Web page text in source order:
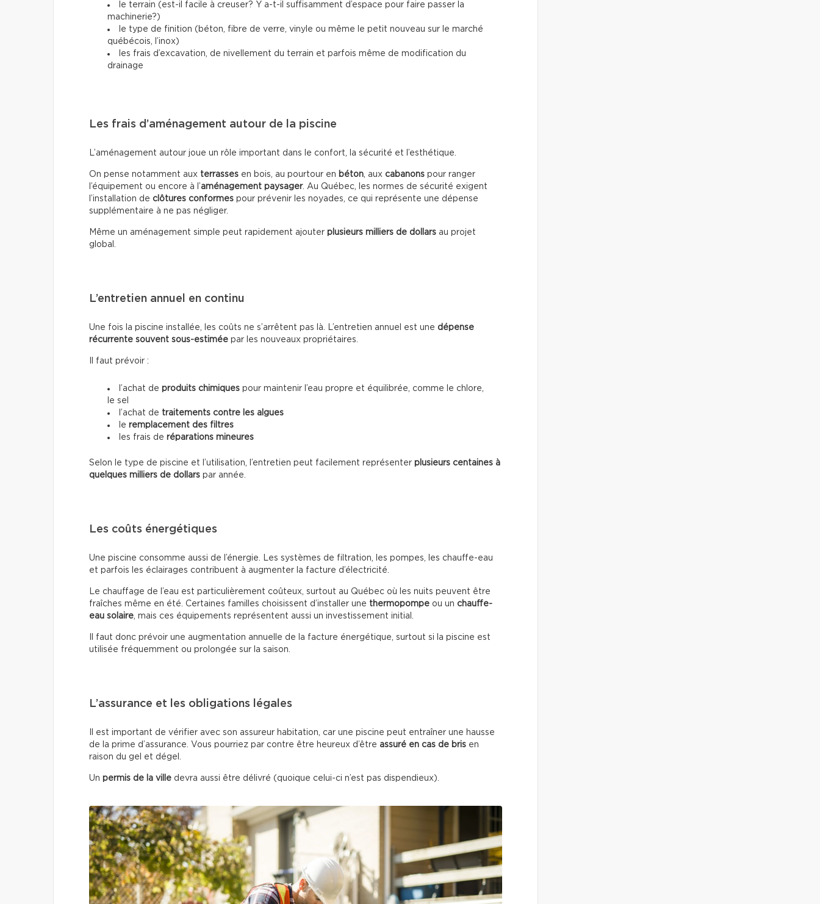
le terrain (est-il facile à creuser? Y a-t-il suffisamment d’espace pour faire passer la
machinerie?)
le type de finition (béton, fibre de verre, vinyle ou même le petit nouveau sur le marché
québécois, l’inox)
les frais d’excavation, de nivellement du terrain et parfois même de modification du
drainage
Les frais d’aménagement autour de la piscine
L’aménagement autour joue un rôle important dans le confort, la sécurité et l’esthétique.
On pense notamment aux terrasses en bois, au pourtour en béton, aux cabanons pour ranger
l’équipement ou encore à l’aménagement paysager. Au Québec, les normes de sécurité exigent
l’installation de clôtures conformes pour prévenir les noyades, ce qui représente une dépense
supplémentaire à ne pas négliger.
Même un aménagement simple peut rapidement ajouter plusieurs milliers de dollars au projet
global.
L’entretien annuel en continu
Une fois la piscine installée, les coûts ne s’arrêtent pas là. L’entretien annuel est une dépense
récurrente souvent sous-estimée par les nouveaux propriétaires.
Il faut prévoir :
l’achat de produits chimiques pour maintenir l’eau propre et équilibrée, comme le chlore,
le sel
l’achat de traitements contre les algues
le remplacement des filtres
les frais de réparations mineures
Selon le type de piscine et l’utilisation, l’entretien peut facilement représenter plusieurs centaines à
quelques milliers de dollars par année.
Les coûts énergétiques
Une piscine consomme aussi de l’énergie. Les systèmes de filtration, les pompes, les chauffe-eau
et parfois les éclairages contribuent à augmenter la facture d’électricité.
Le chauffage de l’eau est particulièrement coûteux, surtout au Québec où les nuits peuvent être
fraîches même en été. Certaines familles choisissent d’installer une thermopompe ou un chauffe-
eau solaire, mais ces équipements représentent aussi un investissement initial.
Il faut donc prévoir une augmentation annuelle de la facture énergétique, surtout si la piscine est
utilisée fréquemment ou prolongée sur la saison.
L’assurance et les obligations légales
Il est important de vérifier avec son assureur habitation, car une piscine peut entraîner une hausse
de la prime d’assurance. Vous pourriez par contre être heureux d’être assuré en cas de bris en
raison du gel et dégel.
Un permis de la ville devra aussi être délivré (quoique celui-ci n’est pas dispendieux).